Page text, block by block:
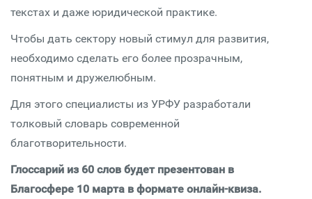
текстах и даже юридической практике.
Чтобы дать сектору новый стимул для развития,
необходимо сделать его более прозрачным,
понятным и дружелюбным.
Для этого специалисты из УРФУ разработали
толковый словарь современной
благотворительности.
Глоссарий из 60 слов будет презентован в
Благосфере 10 марта в формате онлайн-квиза.